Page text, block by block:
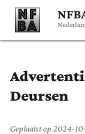
Deursen
Geplaatst op 2024-